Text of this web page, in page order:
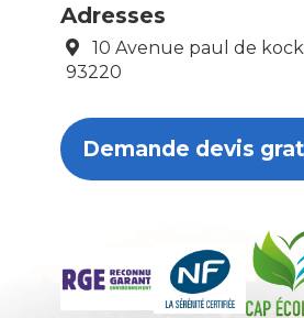
Adresses
10 Avenue paul de
93220
Demande devis